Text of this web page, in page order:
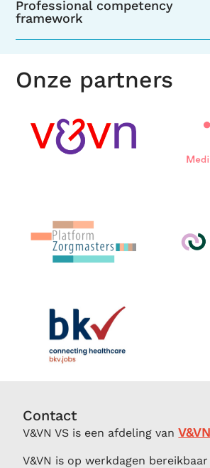
Professional competency
framework
Onze partners
Contact
V&VN VS is een afdeling vanV&VN
V&VN is op werkdagen